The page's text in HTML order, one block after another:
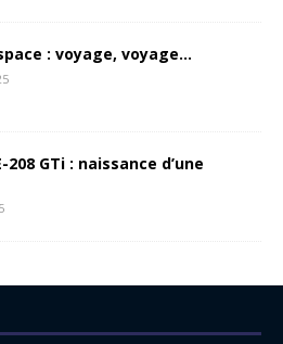
: voyage, voyage…
208 GTi : naissance d’une